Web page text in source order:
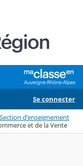
Se connecter
Section d'enseignement
et de la Vente